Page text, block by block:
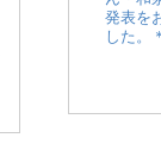
発表を
した。